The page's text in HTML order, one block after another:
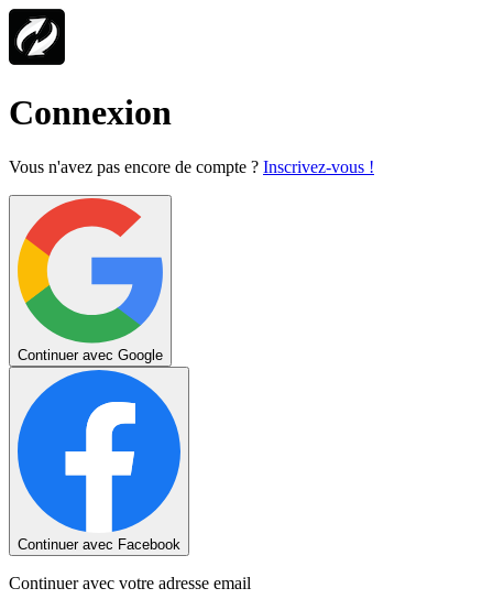
Connexion
Vous n'avez pas encore de compte ? Inscrivez-vous !
Continuer avec Google
Continuer avec Facebook
Continuer avec votre adresse email